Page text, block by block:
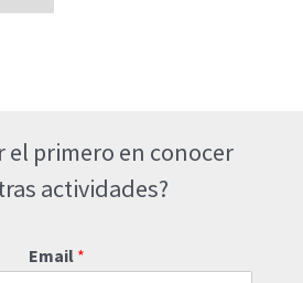
el primero en conocer
actividades?
Email *